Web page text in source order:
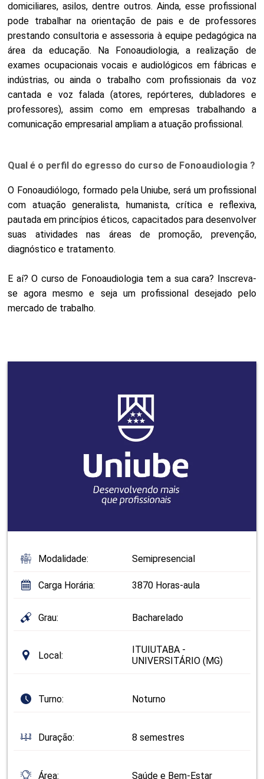
Modalidade: Semipresencial
Carga Horária: 3870 Horas-aula
Grau: Bacharelado
Local:
ITUIUTABA -
UNIVERSITÁRIO (MG)
Turno: Noturno
Duração: 8 semestres
Área: Saúde e Bem-Estar
domiciliares, asilos, dentre outros. Ainda, esse profissional
pode trabalhar na orientação de pais e de professores
prestando consultoria e assessoria à equipe pedagógica na
área da educação. Na Fonoaudiologia, a realização de
exames ocupacionais vocais e audiológicos em fábricas e
indústrias, ou ainda o trabalho com profissionais da voz
cantada e voz falada (atores, repórteres, dubladores e
professores), assim como em empresas trabalhando a
comunicação empresarial ampliam a atuação profissional.
Qual é o perfil do egresso do curso de Fonoaudiologia ?
O Fonoaudiólogo, formado pela Uniube, será um profissional
com atuação generalista, humanista, crítica e reflexiva,
pautada em princípios éticos, capacitados para desenvolver
suas atividades nas áreas de promoção, prevenção,
diagnóstico e tratamento.
E aí? O curso de Fonoaudiologia tem a sua cara? Inscreva-
se agora mesmo e seja um profissional desejado pelo
mercado de trabalho.